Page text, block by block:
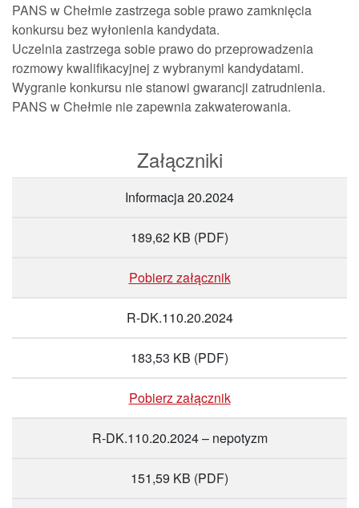
PANS w Chełmie zastrzega sobie prawo zamknięcia
konkursu bez wyłonienia kandydata.
Uczelnia zastrzega sobie prawo do przeprowadzenia
rozmowy kwalifikacyjnej z wybranymi kandydatami.
Wygranie konkursu nie stanowi gwarancji zatrudnienia.
PANS w Chełmie nie zapewnia zakwaterowania.
Załączniki
Informacja 20.2024
189,62 KB (PDF)
Pobierz załącznik
R-DK.110.20.2024
183,53 KB (PDF)
Pobierz załącznik
R-DK.110.20.2024 – nepotyzm
151,59 KB (PDF)